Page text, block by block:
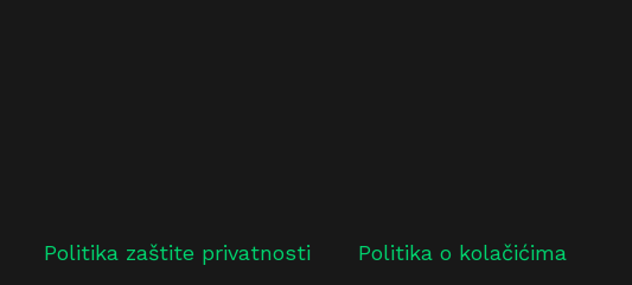
Politika zaštite privatnosti Politika o kolačićima